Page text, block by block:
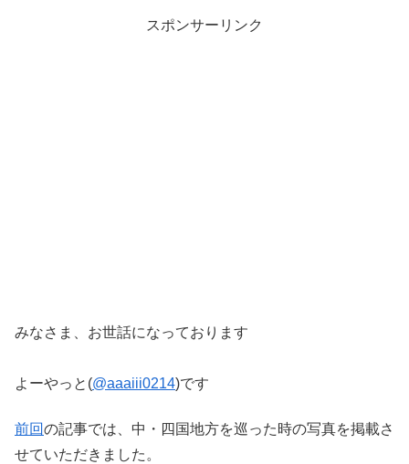
スポンサーリンク
みなさま、お世話になっております
よーやっと(@aaaiii0214)です
前回の記事では、中・四国地方を巡った時の写真を掲載さ
せていただきました。